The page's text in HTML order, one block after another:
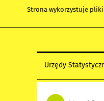
Strona wykorzystuje pliki
Urzędy